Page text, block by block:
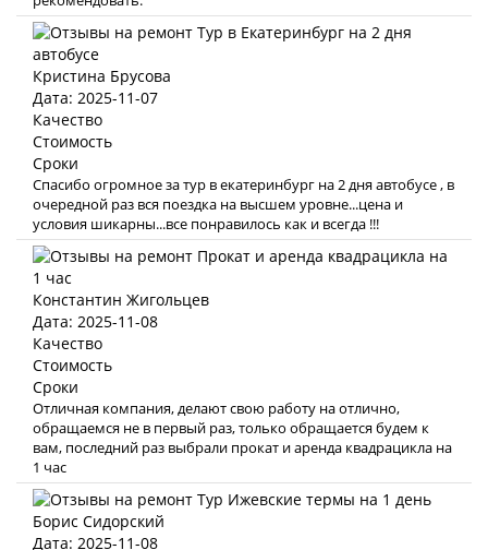
Кристина Брусова
Дата: 2025-11-07
Качество
Стоимость
Сроки
Спасибо огромное за тур в екатеринбург на 2 дня автобусе , в
очередной раз вся поездка на высшем уровне...цена и
условия шикарны...все понравилось как и всегда !!!
Константин Жигольцев
Дата: 2025-11-08
Качество
Стоимость
Сроки
Отличная компания, делают свою работу на отлично,
обращаемся не в первый раз, только обращается будем к
вам, последний раз выбрали прокат и аренда квадрацикла на
1 час
Борис Сидорский
Дата: 2025-11-08